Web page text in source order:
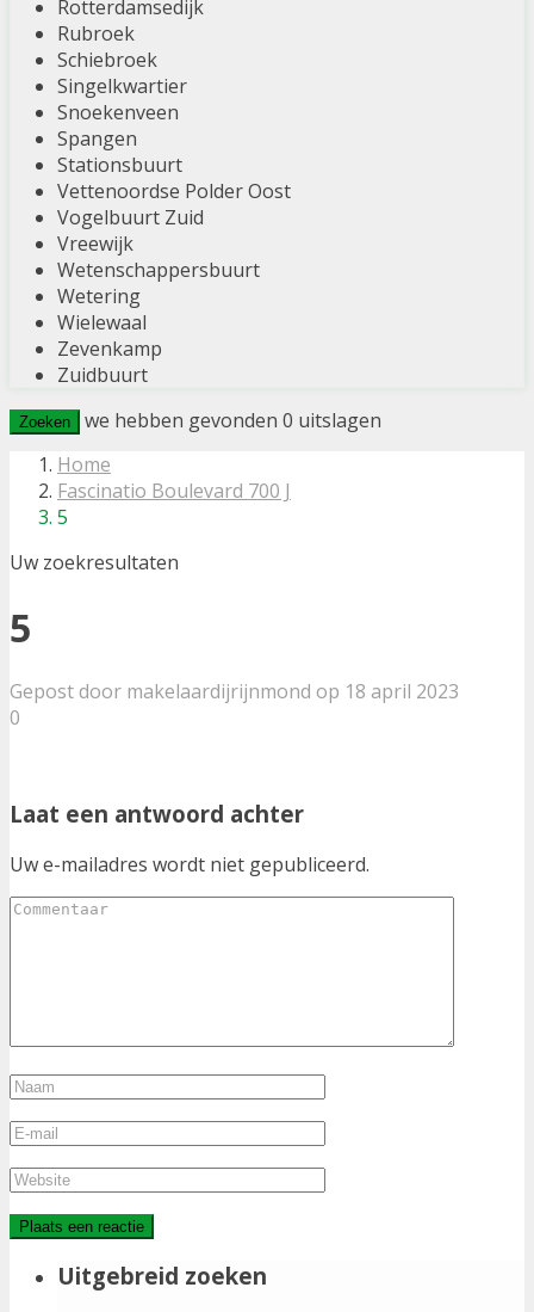
Rotterdamsedijk
Rubroek
Schiebroek
Singelkwartier
Snoekenveen
Spangen
Stationsbuurt
Vettenoordse Polder Oost
Vogelbuurt Zuid
Vreewijk
Wetenschappersbuurt
Wetering
Wielewaal
Zevenkamp
Zuidbuurt
Zoeken we hebben gevonden 0 uitslagen
Home
Fascinatio Boulevard 700 J
5
Uw zoekresultaten
5
Gepost door makelaardijrijnmond op 18 april 2023
0
Laat een antwoord achter
Uw e-mailadres wordt niet gepubliceerd.
Uitgebreid zoeken